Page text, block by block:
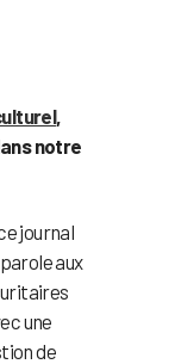
,
notre
journal
aux
une
de